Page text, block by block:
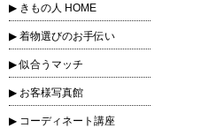
きもの人 HOME
着物選びのお手伝い
似合うマッチ
お客様写真館
コーディネート講座